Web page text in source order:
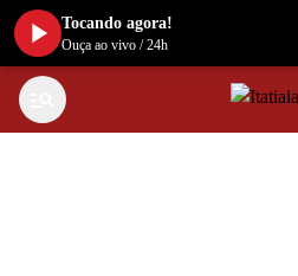
Tocando agora!
Ouça ao vivo /24h